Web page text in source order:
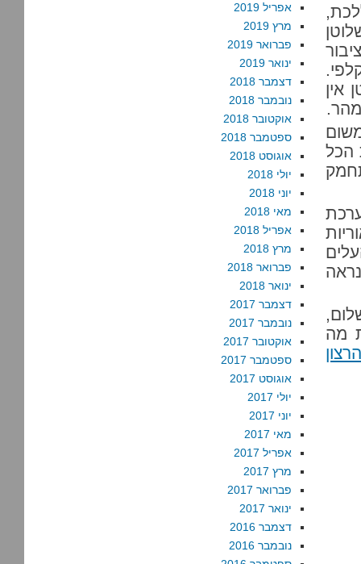
אין
הכל
מה
אפריל 2019
מרץ 2019
פברואר 2019
ינואר 2019
דצמבר 2018
נובמבר 2018
אוקטובר 2018
ספטמבר 2018
אוגוסט 2018
יולי 2018
יוני 2018
מאי 2018
אפריל 2018
מרץ 2018
פברואר 2018
ינואר 2018
דצמבר 2017
נובמבר 2017
אוקטובר 2017
ספטמבר 2017
אוגוסט 2017
יולי 2017
יוני 2017
מאי 2017
אפריל 2017
מרץ 2017
פברואר 2017
ינואר 2017
דצמבר 2016
נובמבר 2016